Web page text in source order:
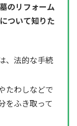
のリフォーム
ついて知りた
、法的な手続
たわしなどで
をふき取って